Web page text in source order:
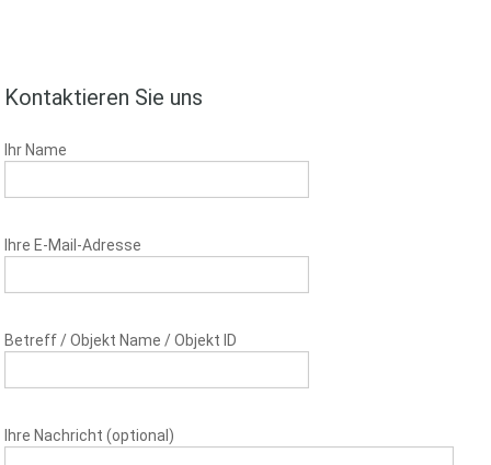
Kontaktieren Sie uns
Ihr Name
Ihre E-Mail-Adresse
Betreff / Objekt Name / Objekt ID
Ihre Nachricht (optional)